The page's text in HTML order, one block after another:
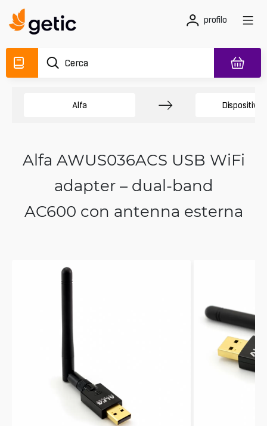
profilo
Alfa Dispositivi
Alfa AWUS036ACS USB WiFi
adapter – dual-band
AC600 con antenna esterna